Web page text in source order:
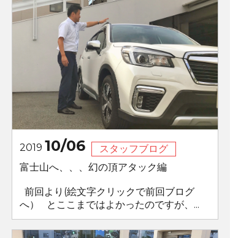
2019 10/06
スタッフブログ
富士山へ、、、幻の頂アタック編
前回より(絵文字クリックで前回ブログ
へ） とここまではよかったのですが、...